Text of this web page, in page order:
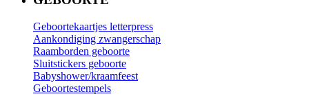
Geboortekaartjes letterpress
Aankondiging zwangerschap
Raamborden geboorte
Sluitstickers geboorte
Babyshower/kraamfeest
Geboortestempels